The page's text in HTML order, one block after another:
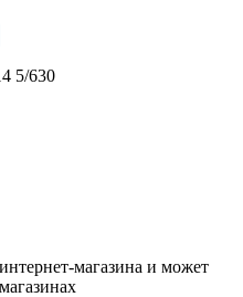
5/630
магазина и может